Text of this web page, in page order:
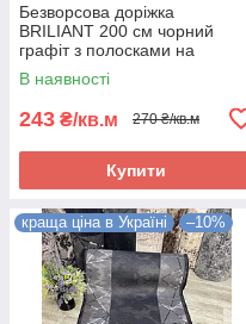
Безворсова доріжка
BRILIANT 200 см чорний
графіт з полосками на
підлогу на кухню, в коридор
В наявності
243 ₴/кв.м 270 ₴/кв.м
Купити
краща ціна в Україні –10%